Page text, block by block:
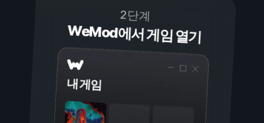
2단계
WeMod에서 게임 열기
내 게임